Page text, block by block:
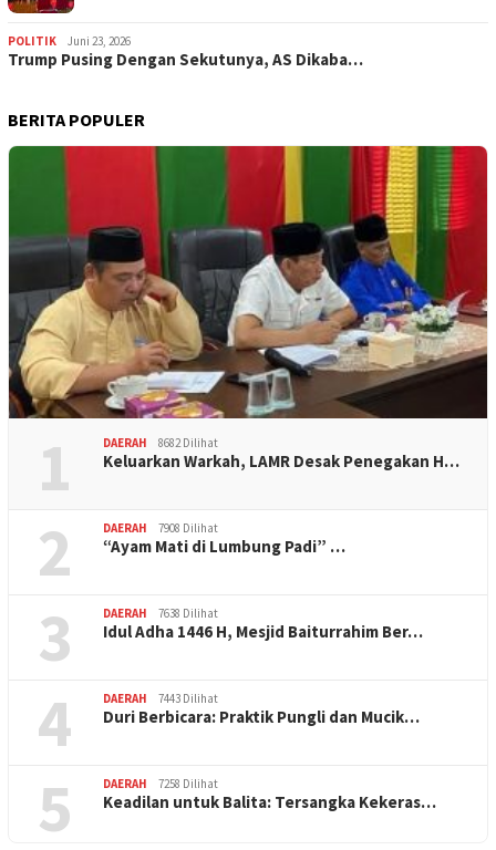
POLITIK Juni 23, 2026
Trump Pusing Dengan Sekutunya, AS Dikaba…
BERITA POPULER
1 DAERAH 8682 Dilihat
Keluarkan Warkah, LAMR Desak Penegakan H…
2 DAERAH 7908 Dilihat
“Ayam Mati di Lumbung Padi” …
3 DAERAH 7638 Dilihat
Idul Adha 1446 H, Mesjid Baiturrahim Ber…
4 DAERAH 7443 Dilihat
Duri Berbicara: Praktik Pungli dan Mucik…
5 DAERAH 7258 Dilihat
Keadilan untuk Balita: Tersangka Kekeras…